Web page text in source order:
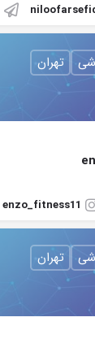
enzo_fitness11
تهران
تهران